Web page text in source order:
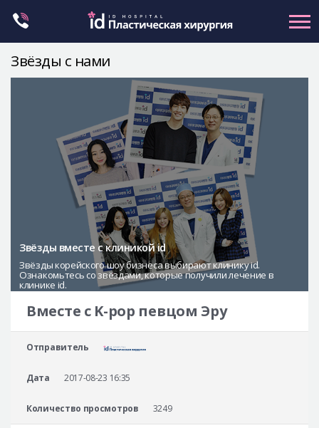
Ринопластика
Пластика глаз
Маммопластика
Контуринг тела
Let Me In
О клинике id
Безопасная хирургия
Консультация
Реальные До/После селфи
Звёзды с нами
Звёзды вместе с клиникой id
Звёзды корейского шоу бизнеса выбирают клинику id.
Ознакомьтесь со звёздами, которые получили лечение в
клинике id.
Вместе с K-pop певцом Эру
Отправитель
Дата 2017-08-23 16:35
Количество просмотров 3249